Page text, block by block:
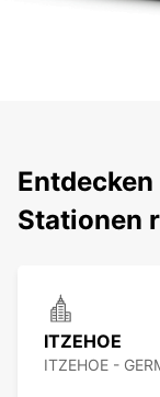
Stationen
ITZEHOE
ITZEHOE -